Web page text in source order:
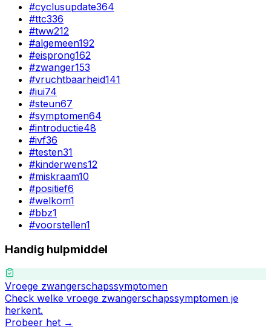
#cyclusupdate364
#ttc336
#tww212
#algemeen192
#eisprong162
#zwanger153
#vruchtbaarheid141
#iui74
#steun67
#symptomen64
#introductie48
#ivf36
#testen31
#kinderwens12
#miskraam10
#positief6
#welkom1
#bbz1
#voorstellen1
Handig hulpmiddel
Vroege zwangerschapssymptomen
Check welke vroege zwangerschapssymptomen je
herkent.
Probeer het →